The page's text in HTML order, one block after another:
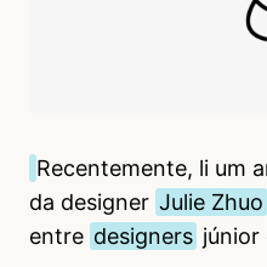
Recentemente, li um
da designer Julie Zhuo
entre designers júnior